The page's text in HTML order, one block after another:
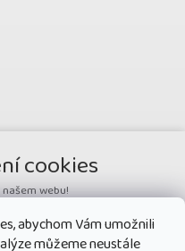
abychom Vám umožnili
můžeme neustále
cookies
webu!
technologie, aby
a vy na webu nalezli
používané na našem webu